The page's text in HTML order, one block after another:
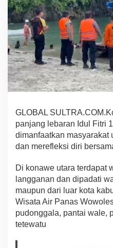
U
t
a
r
a
T
e
m
p
a
a
n
4
4
r
s
o
n
l
GLOBAL
panjang lebaran Idul Fitri
dimanfaatkan masyarakat
dan merefleksi diri
Di konawe utara terdapat
langganan dan dipadati
maupun dari luar kota
Wisata Air Panas
pudonggala, pantai wale,
tetewatu